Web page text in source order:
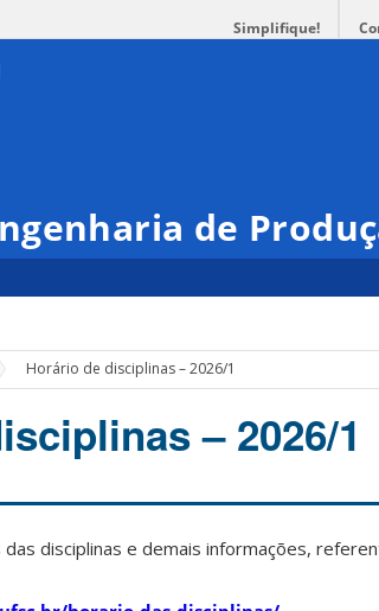
Simplifique!
de
Horário de disciplinas – 2026/1
– 2026/1
disciplinas e demais informações,